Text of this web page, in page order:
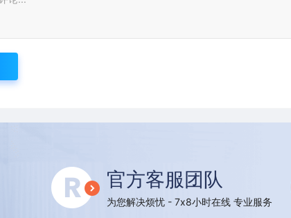
官方客服团队
为您解决烦忧 - 7x8小时在线 专业服务